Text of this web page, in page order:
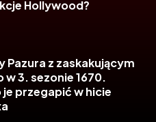
Hollywood?
Pazura z zaskakującym
w 3. sezonie 1670.
przegapić w hicie